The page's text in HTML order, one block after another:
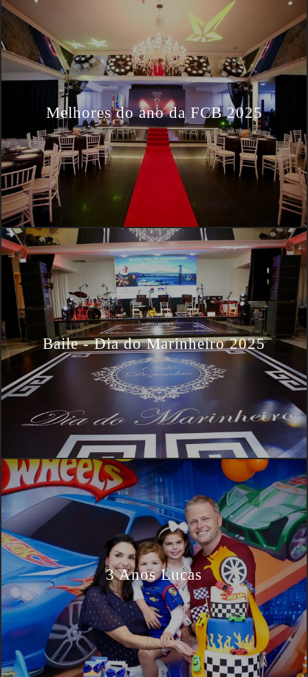
Melhores do ano da FCB 2025
Baile - Dia do Marinheiro 2025
3 Anos Lucas